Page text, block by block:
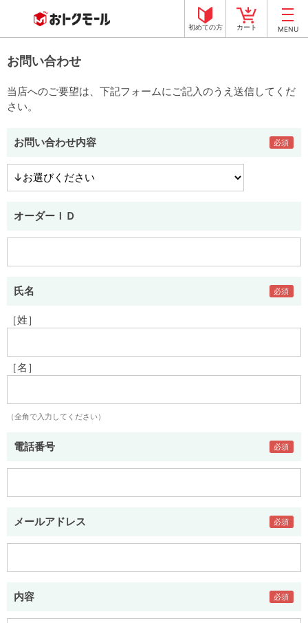
MENU
初めての方 カート
お問い合わせ
当店へのご要望は、下記フォームにご記入のうえ送信してくだ
さい。
お問い合わせ内容
オーダーＩＤ
氏名
［姓］
［名］
（全角で入力してください）
電話番号
メールアドレス
内容